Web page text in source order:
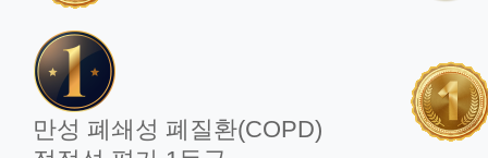
한방 부인과
만성 폐쇄성 폐질환(COPD)